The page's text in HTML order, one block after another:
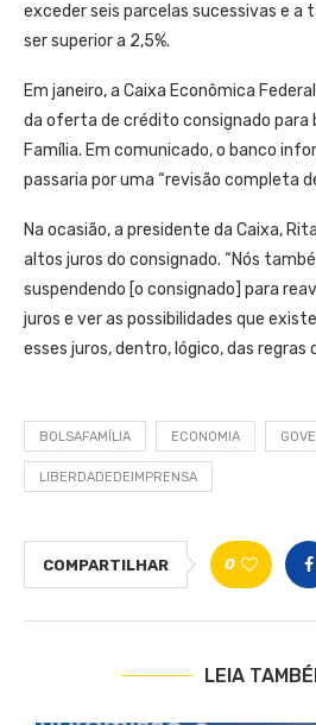
exceder seis parcelas sucessivas e a
ser superior a 2,5%.
Em janeiro, a Caixa Econômica
da oferta de crédito consignado para
Família. Em comunicado, o banco
passaria por uma “revisão completa
Na ocasião, a presidente da Caixa,
altos juros do consignado. “Nós
suspendendo [o consignado] para
juros e ver as possibilidades que
esses juros, dentro, lógico, das regras
BOLSAFAMÍLIA ECONOMIA
LIBERDADEDEIMPRENSA
COMPARTILHAR 0
LEIA